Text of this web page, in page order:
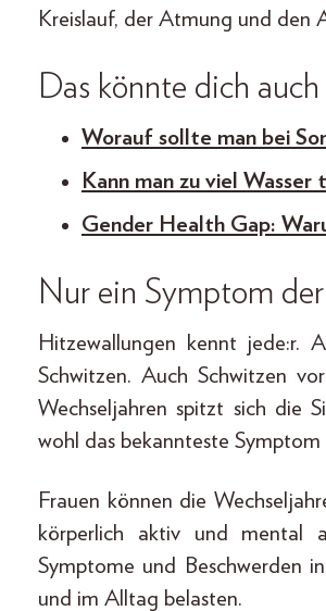
Kreislauf, der Atmung und den
Das könnte dich
Worauf sollte man bei
Kann man zu viel Wasser
Gender Health Gap:
Nur ein Symptom
Hitzewallungen kennt jede:r.
Schwitzen. Auch Schwitzen
Wechseljahren spitzt sich die
wohl das bekannteste
Frauen können die
körperlich aktiv und mental
Symptome und Beschwerden
und im Alltag belasten.